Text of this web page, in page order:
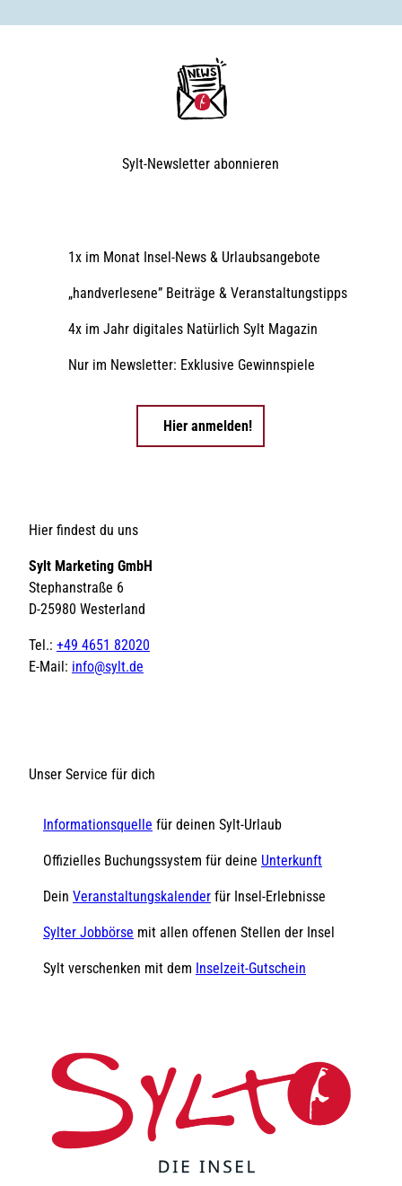
Sylt-Newsletter abonnieren
1x im Monat Insel-News & Urlaubsangebote
„handverlesene” Beiträge & Veranstaltungstipps
4x im Jahr digitales Natürlich Sylt Magazin
Nur im Newsletter: Exklusive Gewinnspiele
Hier anmelden!
Hier findest du uns
Sylt Marketing GmbH
Stephanstraße 6
D-25980 Westerland
Tel.: +49 4651 82020
E-Mail: info@sylt.de
Unser Service für dich
Informationsquelle für deinen Sylt-Urlaub
Offizielles Buchungssystem für deine Unterkunft
Dein Veranstaltungskalender für Insel-Erlebnisse
Sylter Jobbörse mit allen offenen Stellen der Insel
Sylt verschenken mit dem Inselzeit-Gutschein